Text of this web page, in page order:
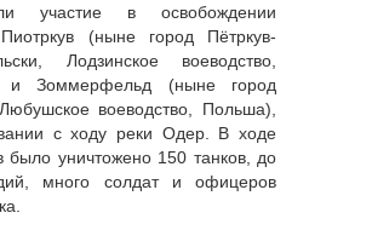
участие в освобождении
(ныне город Пётркув-
Лодзинское воеводство,
и Зоммерфельд (ныне город
воеводство, Польша),
с ходу реки Одер. В ходе
было уничтожено 150 танков, до
много солдат и офицеров